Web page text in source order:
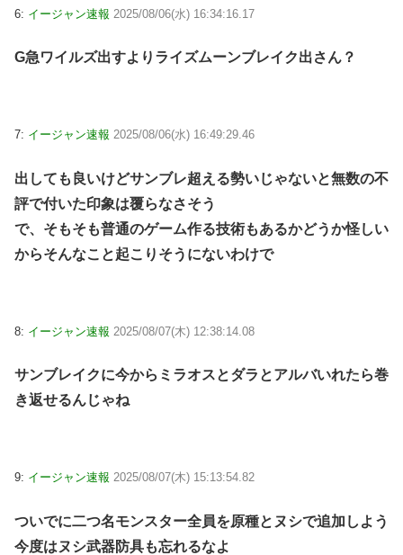
6: イージャン速報 2025/08/06(水) 16:34:16.17
G急ワイルズ出すよりライズムーンブレイク出さん？
7: イージャン速報 2025/08/06(水) 16:49:29.46
出しても良いけどサンブレ超える勢いじゃないと無数の不
評で付いた印象は覆らなさそう
で、そもそも普通のゲーム作る技術もあるかどうか怪しい
からそんなこと起こりそうにないわけで
8: イージャン速報 2025/08/07(木) 12:38:14.08
サンブレイクに今からミラオスとダラとアルバいれたら巻
き返せるんじゃね
9: イージャン速報 2025/08/07(木) 15:13:54.82
ついでに二つ名モンスター全員を原種とヌシで追加しよう
今度はヌシ武器防具も忘れるなよ